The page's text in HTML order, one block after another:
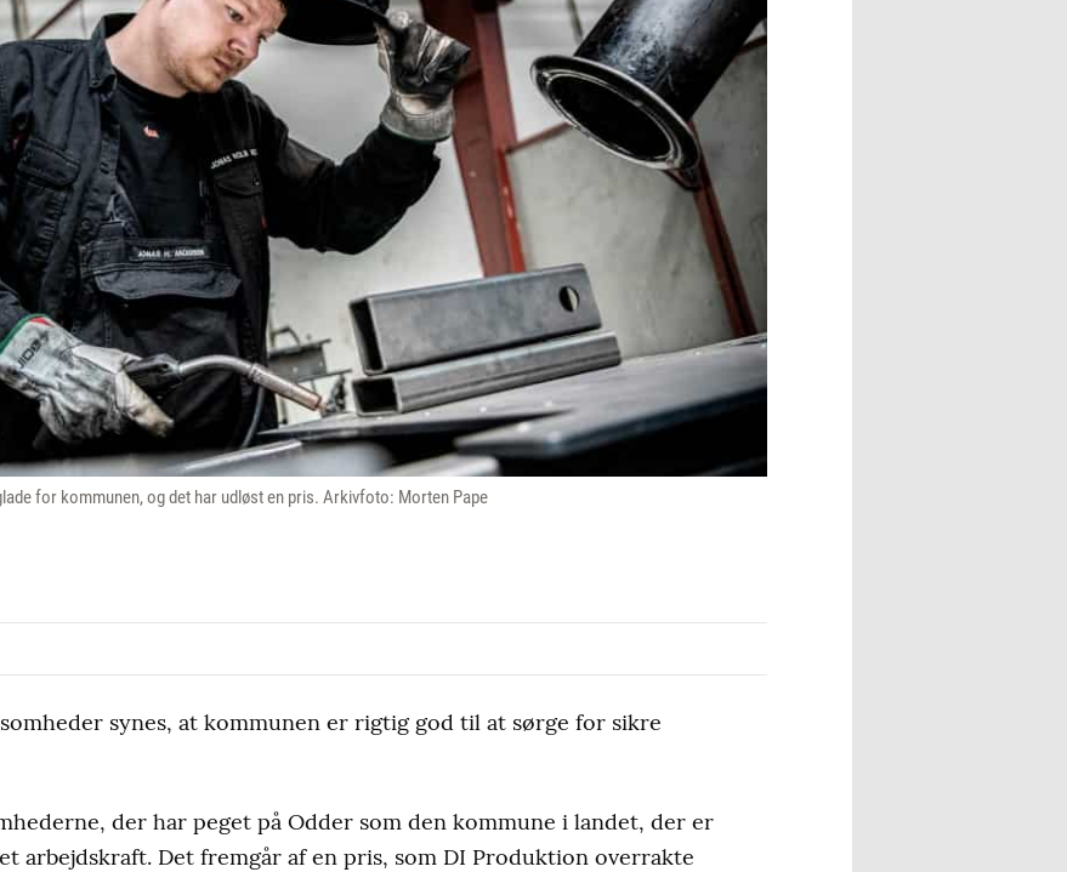
for kommunen, og det har udløst en pris. Arkivfoto: Morten Pape
synes, at kommunen er rigtig god til at sørge for sikre
der har peget på Odder som den kommune i landet, der er
arbejdskraft. Det fremgår af en pris, som DI Produktion overrakte